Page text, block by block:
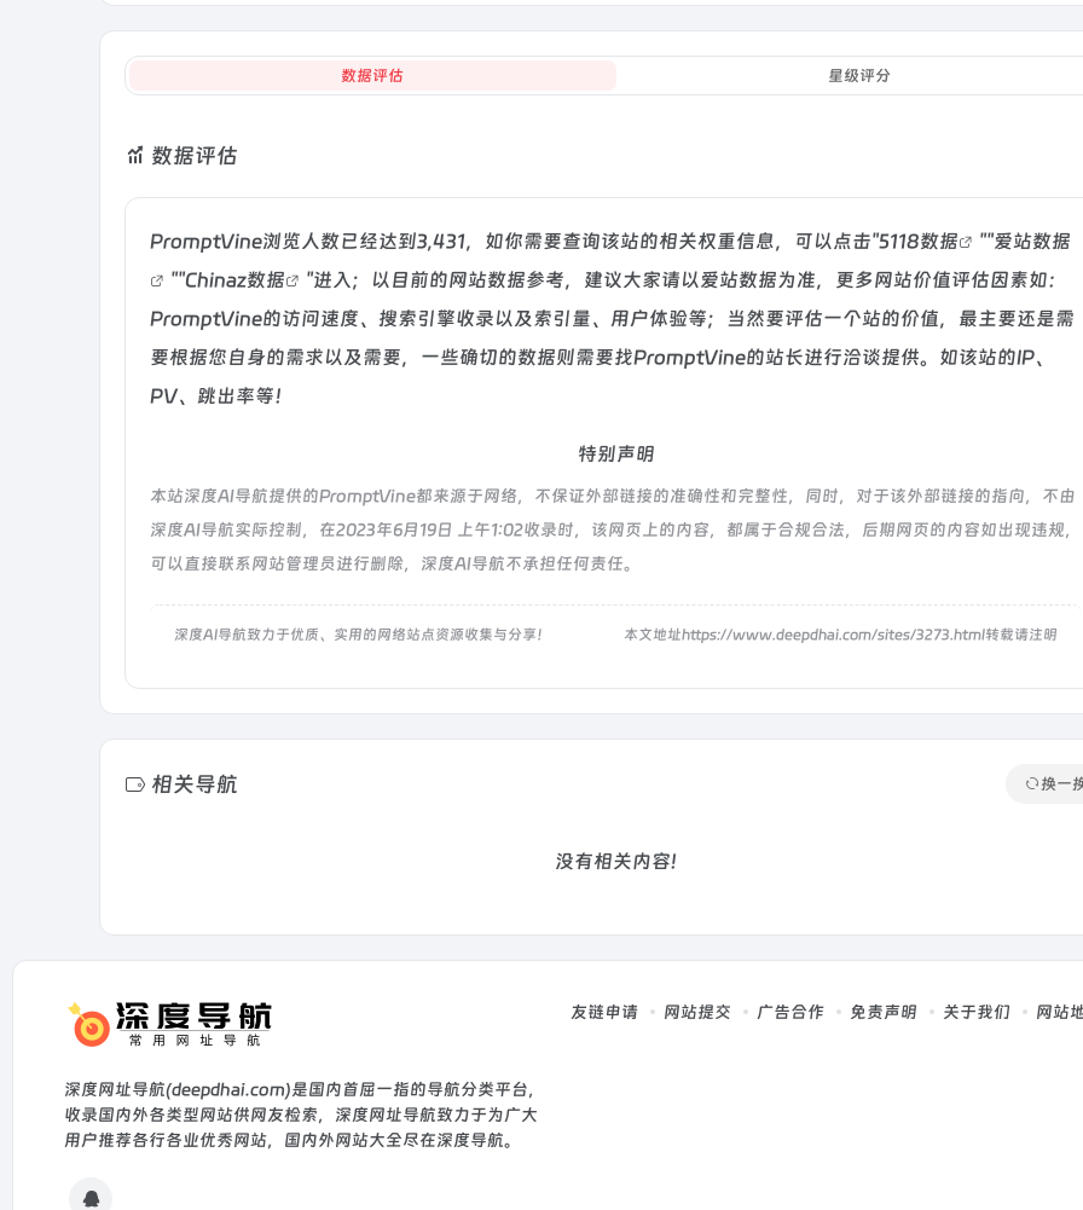
数据评估 星级评分
数据评估
PromptVine浏览人数已经达到3,431，如你需要查询该站的相关权重信息，可以点击"5118数据 ""爱站数据
""Chinaz数据
"进入；以目前的网站数据参考，建议大家请以爱站数据为准，更多网站价值评估因素如：
PromptVine的访问速度、搜索引擎收录以及索引量、用户体验等；当然要评估一个站的价值，最主要还是需
要根据您自身的需求以及需要，一些确切的数据则需要找PromptVine的站长进行洽谈提供。如该站的IP、
PV、跳出率等！
特别声明
本站深度AI导航提供的PromptVine都来源于网络，不保证外部链接的准确性和完整性，同时，对于该外部链接的指向，不由
深度AI导航实际控制，在2023年6月19日 上午1:02收录时，该网页上的内容，都属于合规合法，后期网页的内容如出现违规，
可以直接联系网站管理员进行删除，深度AI导航不承担任何责任。
深度AI导航致力于优质、实用的网络站点资源收集与分享！ 本文地址https://www.deepdhai.com/sites/3273.html转载请注明
相关导航 换一
没有相关内容!
深度网址导航(deepdhai.com)是国内首屈一指的导航分类平台，
收录国内外各类型网站供网友检索，深度网址导航致力于为广大
用户推荐各行各业优秀网站，国内外网站大全尽在深度导航。
友链申请 网站提交 广告合作 免责声明 关于我们 网站